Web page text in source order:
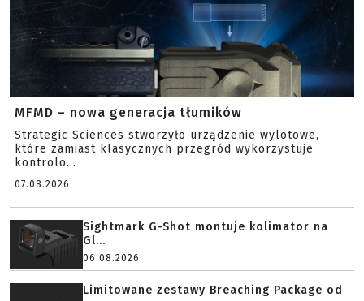
MFMD – nowa generacja tłumików
Strategic Sciences stworzyło urządzenie wylotowe,
które zamiast klasycznych przegród wykorzystuje
kontrolo...
07.08.2026
Sightmark G-Shot montuje kolimator na
Gl...
06.08.2026
Limitowane zestawy Breaching Package od